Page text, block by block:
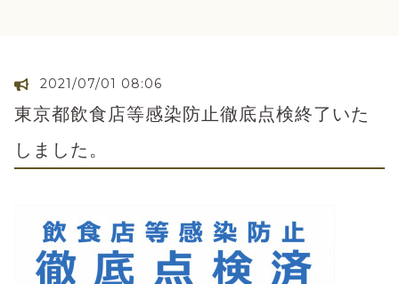
2021/07/01 08:06
東京都飲食店等感染防止徹底点検終了いた
しました。